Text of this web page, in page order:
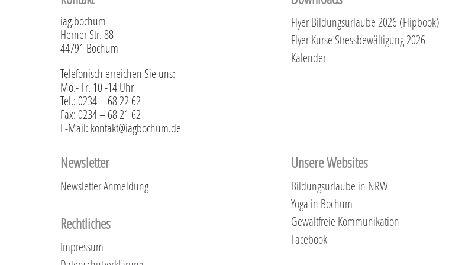
iag.bochum
Herner Str. 88
44791 Bochum
Telefonisch erreichen Sie uns:
Mo.- Fr. 10 -14 Uhr
Tel.: 0234 – 68 22 62
Fax: 0234 – 68 21 62
E-Mail: kontakt@iagbochum.de
Flyer Bildungsurlaube 2026 (Flipbook)
Flyer Kurse Stressbewältigung 2026
Kalender
Newsletter
Newsletter Anmeldung
Rechtliches
Impressum
Unsere Websites
Bildungsurlaube in NRW
Yoga in Bochum
Gewaltfreie Kommunikation
Facebook